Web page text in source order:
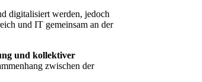
digitalisiert werden, jedoch
und IT gemeinsam an der
und kollektiver
zwischen der